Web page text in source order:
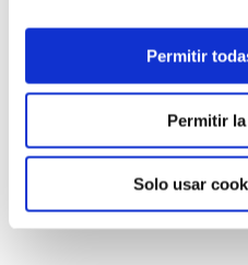
Permitir
Permitir
Solo usar
darle ese uso tan
con el equipodeAcetaria,
. ¡Estaremos